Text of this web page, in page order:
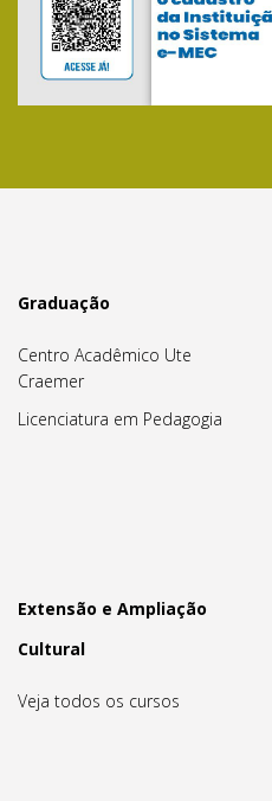
Graduação
Centro Acadêmico Ute
Craemer
Licenciatura em Pedagogia
Extensão e Ampliação
Cultural
Veja todos os cursos